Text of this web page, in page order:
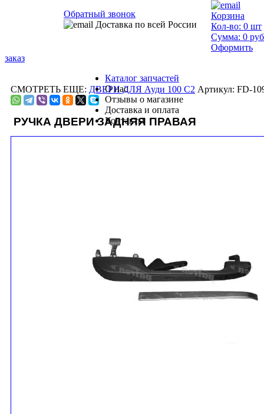
СМОТРЕТЬ ЕЩЕ: ДВЕРИ ДЛЯ Ауди 100 С2 Артикул: FD-
РУЧКА ДВЕРИ ЗАДНЯЯ ПРАВАЯ
Обратный звонок
Доставка по всей России
Корзина
Кол-во: 0 шт
Сумма: 0
Оформить
заказ
Каталог запчастей
О нас
Отзывы о магазине
Доставка и оплата
Контакты